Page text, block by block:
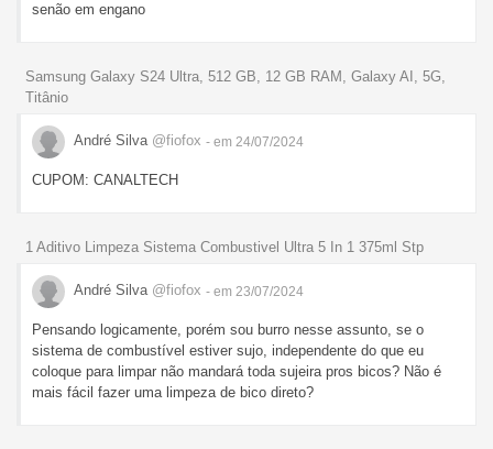
senão em engano
Samsung Galaxy S24 Ultra, 512 GB, 12 GB RAM, Galaxy AI, 5G,
Titânio
André Silva @fiofox - em 24/07/2024
CUPOM: CANALTECH
1 Aditivo Limpeza Sistema Combustivel Ultra 5 In 1 375ml Stp
André Silva @fiofox - em 23/07/2024
Pensando logicamente, porém sou burro nesse assunto, se o
sistema de combustível estiver sujo, independente do que eu
coloque para limpar não mandará toda sujeira pros bicos? Não é
mais fácil fazer uma limpeza de bico direto?